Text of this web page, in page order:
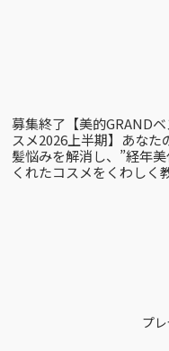
募集終了【美的GRAND
スメ2026上半期】あなた
髪悩みを解消し、”経年
くれたコスメをくわしく
プ